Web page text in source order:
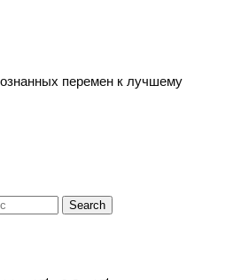
перемен к лучшему